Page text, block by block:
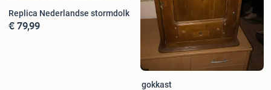
Replica Nederlandse stormdolk
€ 79,99
gokkast